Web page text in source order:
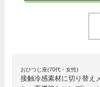
おひつじ座(70代・女性)
接触冷感素材に切り替え